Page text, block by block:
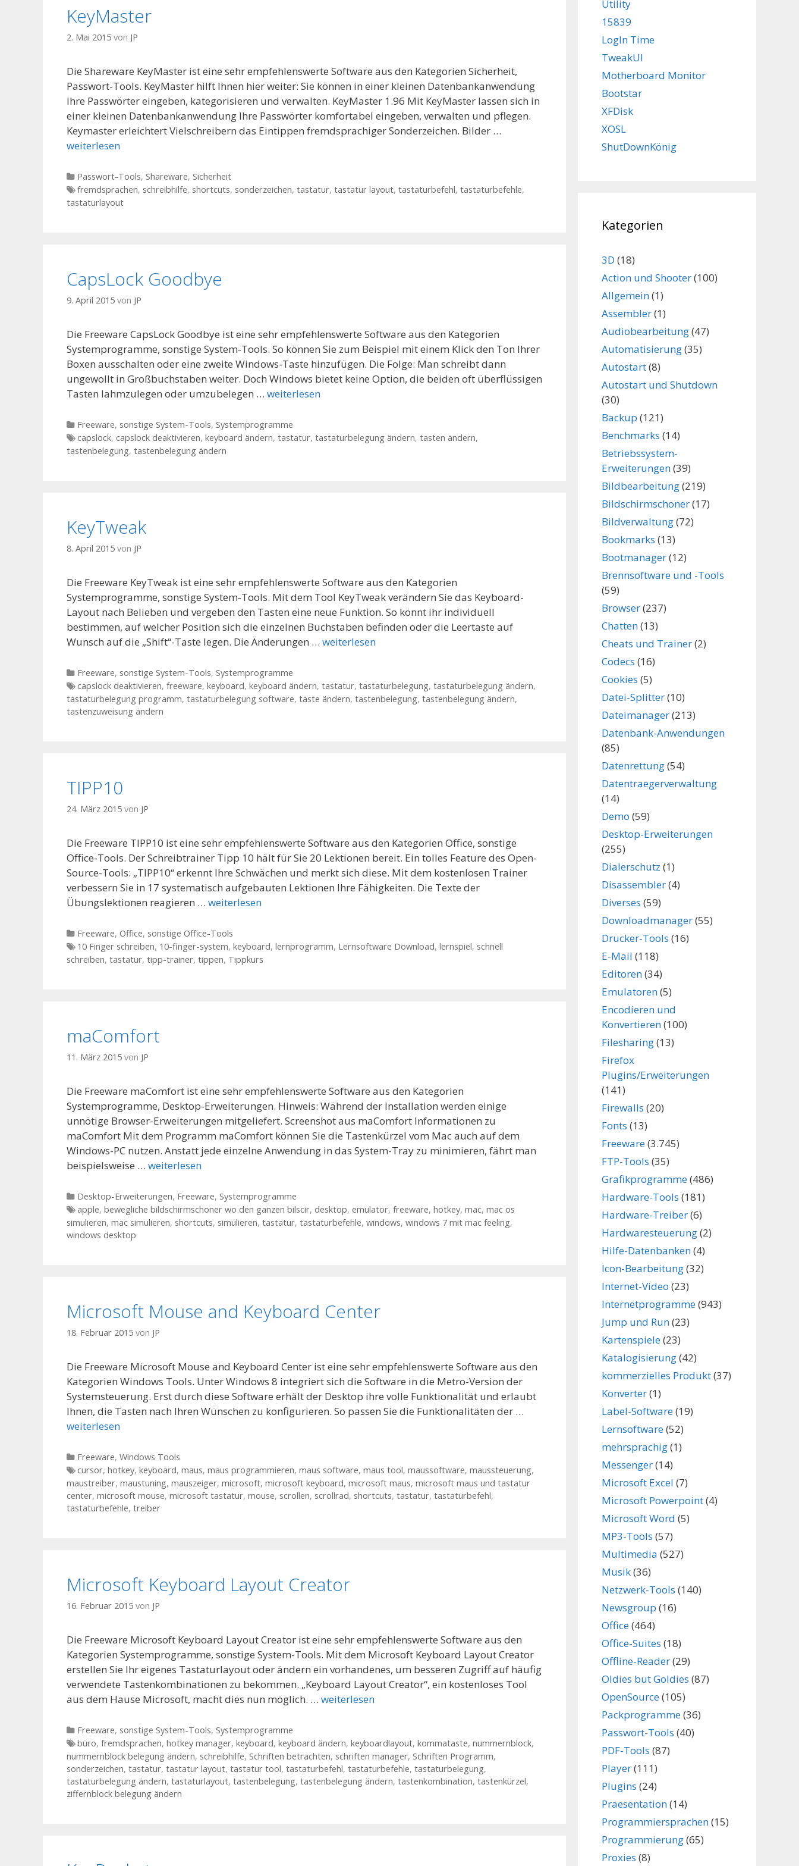
KeyMaster
2. Mai 2015 von JP
Die Shareware KeyMaster ist eine sehr empfehlenswerte Software aus den Kategorien Sicherheit,
Passwort-Tools. KeyMaster hilft Ihnen hier weiter: Sie können in einer kleinen Datenbankanwendung
Ihre Passwörter eingeben, kategorisieren und verwalten. KeyMaster 1.96 Mit KeyMaster lassen sich in
einer kleinen Datenbankanwendung Ihre Passwörter komfortabel eingeben, verwalten und pflegen.
Keymaster erleichtert Vielschreibern das Eintippen fremdsprachiger Sonderzeichen. Bilder …
weiterlesen
Kategorien
Passwort-Tools, Shareware, Sicherheit
Tags
fremdsprachen, schreibhilfe, shortcuts, sonderzeichen, tastatur, tastatur layout, tastaturbefehl, tastaturbefehle,
tastaturlayout
CapsLock Goodbye
9. April 2015 von JP
Die Freeware CapsLock Goodbye ist eine sehr empfehlenswerte Software aus den Kategorien
Systemprogramme, sonstige System-Tools. So können Sie zum Beispiel mit einem Klick den Ton Ihrer
Boxen ausschalten oder eine zweite Windows-Taste hinzufügen. Die Folge: Man schreibt dann
ungewollt in Großbuchstaben weiter. Doch Windows bietet keine Option, die beiden oft überflüssigen
Tasten lahmzulegen oder umzubelegen … weiterlesen
Kategorien
Freeware, sonstige System-Tools, Systemprogramme
Tags
capslock, capslock deaktivieren, keyboard ändern, tastatur, tastaturbelegung ändern, tasten ändern,
tastenbelegung, tastenbelegung ändern
KeyTweak
8. April 2015 von JP
Die Freeware KeyTweak ist eine sehr empfehlenswerte Software aus den Kategorien
Systemprogramme, sonstige System-Tools. Mit dem Tool KeyTweak verändern Sie das Keyboard-
Layout nach Belieben und vergeben den Tasten eine neue Funktion. So könnt ihr individuell
bestimmen, auf welcher Position sich die einzelnen Buchstaben befinden oder die Leertaste auf
Wunsch auf die „Shift“-Taste legen. Die Änderungen … weiterlesen
Kategorien
Freeware, sonstige System-Tools, Systemprogramme
Tags
capslock deaktivieren, freeware, keyboard, keyboard ändern, tastatur, tastaturbelegung, tastaturbelegung ändern,
tastaturbelegung programm, tastaturbelegung software, taste ändern, tastenbelegung, tastenbelegung ändern,
tastenzuweisung ändern
TIPP10
24. März 2015 von JP
Die Freeware TIPP10 ist eine sehr empfehlenswerte Software aus den Kategorien Office, sonstige
Office-Tools. Der Schreibtrainer Tipp 10 hält für Sie 20 Lektionen bereit. Ein tolles Feature des Open-
Source-Tools: „TIPP10“ erkennt Ihre Schwächen und merkt sich diese. Mit dem kostenlosen Trainer
verbessern Sie in 17 systematisch aufgebauten Lektionen Ihre Fähigkeiten. Die Texte der
Übungslektionen reagieren … weiterlesen
Kategorien
Freeware, Office, sonstige Office-Tools
Tags
10 Finger schreiben, 10-finger-system, keyboard, lernprogramm, Lernsoftware Download, lernspiel, schnell
schreiben, tastatur, tipp-trainer, tippen, Tippkurs
maComfort
11. März 2015 von JP
Die Freeware maComfort ist eine sehr empfehlenswerte Software aus den Kategorien
Systemprogramme, Desktop-Erweiterungen. Hinweis: Während der Installation werden einige
unnötige Browser-Erweiterungen mitgeliefert. Screenshot aus maComfort Informationen zu
maComfort Mit dem Programm maComfort können Sie die Tastenkürzel vom Mac auch auf dem
Windows-PC nutzen. Anstatt jede einzelne Anwendung in das System-Tray zu minimieren, fährt man
beispielsweise … weiterlesen
Kategorien
Desktop-Erweiterungen, Freeware, Systemprogramme
Tags
apple, bewegliche bildschirmschoner wo den ganzen bilscir, desktop, emulator, freeware, hotkey, mac, mac os
simulieren, mac simulieren, shortcuts, simulieren, tastatur, tastaturbefehle, windows, windows 7 mit mac feeling,
windows desktop
Microsoft Mouse and Keyboard Center
18. Februar 2015 von JP
Die Freeware Microsoft Mouse and Keyboard Center ist eine sehr empfehlenswerte Software aus den
Kategorien Windows Tools. Unter Windows 8 integriert sich die Software in die Metro-Version der
Systemsteuerung. Erst durch diese Software erhält der Desktop ihre volle Funktionalität und erlaubt
Ihnen, die Tasten nach Ihren Wünschen zu konfigurieren. So passen Sie die Funktionalitäten der …
weiterlesen
Kategorien
Freeware, Windows Tools
Tags
cursor, hotkey, keyboard, maus, maus programmieren, maus software, maus tool, maussoftware, maussteuerung,
maustreiber, maustuning, mauszeiger, microsoft, microsoft keyboard, microsoft maus, microsoft maus und tastatur
center, microsoft mouse, microsoft tastatur, mouse, scrollen, scrollrad, shortcuts, tastatur, tastaturbefehl,
tastaturbefehle, treiber
Microsoft Keyboard Layout Creator
16. Februar 2015 von JP
Die Freeware Microsoft Keyboard Layout Creator ist eine sehr empfehlenswerte Software aus den
Kategorien Systemprogramme, sonstige System-Tools. Mit dem Microsoft Keyboard Layout Creator
erstellen Sie Ihr eigenes Tastaturlayout oder ändern ein vorhandenes, um besseren Zugriff auf häufig
verwendete Tastenkombinationen zu bekommen. „Keyboard Layout Creator“, ein kostenloses Tool
aus dem Hause Microsoft, macht dies nun möglich. … weiterlesen
Kategorien
Freeware, sonstige System-Tools, Systemprogramme
Tags
büro, fremdsprachen, hotkey manager, keyboard, keyboard ändern, keyboardlayout, kommataste, nummernblock,
nummernblock belegung ändern, schreibhilfe, Schriften betrachten, schriften manager, Schriften Programm,
sonderzeichen, tastatur, tastatur layout, tastatur tool, tastaturbefehl, tastaturbefehle, tastaturbelegung,
tastaturbelegung ändern, tastaturlayout, tastenbelegung, tastenbelegung ändern, tastenkombination, tastenkürzel,
ziffernblock belegung ändern
Utility
15839
LogIn Time
TweakUI
Motherboard Monitor
Bootstar
XFDisk
XOSL
ShutDownKönig
Kategorien
3D (18)
Action und Shooter(100)
Allgemein(1)
Assembler(1)
Audiobearbeitung(47)
Automatisierung(35)
Autostart(8)
Autostart und Shutdown
(30)
Backup (121)
Benchmarks (14)
Betriebssystem-
Erweiterungen(39)
Bildbearbeitung(219)
Bildschirmschoner(17)
Bildverwaltung(72)
Bookmarks (13)
Bootmanager(12)
Brennsoftware und -Tools
(59)
Browser(237)
Chatten(13)
Cheats und Trainer(2)
Codecs (16)
Cookies (5)
Datei-Splitter(10)
Dateimanager(213)
Datenbank-Anwendungen
(85)
Datenrettung(54)
Datentraegerverwaltung
(14)
Demo (59)
Desktop-Erweiterungen
(255)
Dialerschutz (1)
Disassembler(4)
Diverses (59)
Downloadmanager(55)
Drucker-Tools (16)
E-Mail (118)
Editoren(34)
Emulatoren(5)
Encodieren und
Konvertieren(100)
Filesharing(13)
Firefox
Plugins/Erweiterungen
(141)
Firewalls (20)
Fonts (13)
Freeware(3.745)
FTP-Tools (35)
Grafikprogramme(486)
Hardware-Tools (181)
Hardware-Treiber(6)
Hardwaresteuerung(2)
Hilfe-Datenbanken(4)
Icon-Bearbeitung(32)
Internet-Video (23)
Internetprogramme(943)
Jump und Run(23)
Kartenspiele(23)
Katalogisierung(42)
kommerzielles Produkt(37)
Konverter(1)
Label-Software(19)
Lernsoftware(52)
mehrsprachig(1)
Messenger(14)
Microsoft Excel (7)
Microsoft Powerpoint(4)
Microsoft Word (5)
MP3-Tools (57)
Multimedia (527)
Musik(36)
Netzwerk-Tools (140)
Newsgroup (16)
Office(464)
Office-Suites (18)
Offline-Reader(29)
Oldies but Goldies (87)
OpenSource(105)
Packprogramme(36)
Passwort-Tools (40)
PDF-Tools (87)
Player(111)
Plugins (24)
Praesentation(14)
Programmiersprachen(15)
Programmierung(65)
Proxies (8)